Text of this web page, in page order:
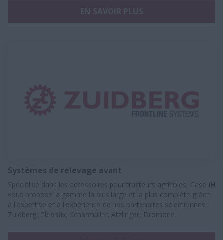
Systèmes de relevage avant
Spécialisé dans les accessoires pour tracteurs agricoles, Case IH
vous propose la gamme la plus large et la plus complète grâce
à l'expertise et à l'expérience de nos partenaires sélectionnés :
Zuidberg, Cleanfix, Scharmüller, Atzlinger, Dromone.